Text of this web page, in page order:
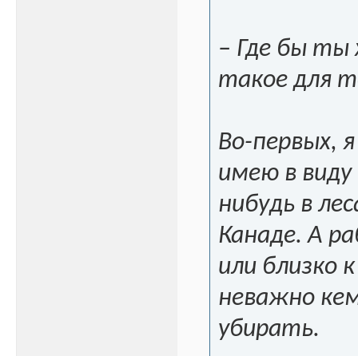
– Где бы ты
такое для
Во-первых,
имею в
нибудь в
Канаде. А
или близко
неважно
убирать.